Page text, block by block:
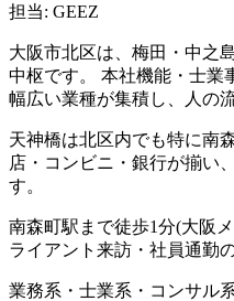
担当: GEEZ
大阪市北区は、梅田・中之
中枢です。 本社機能・士業
幅広い業種が集積し、人の
天神橋は北区内でも特に南
店・コンビニ・銀行が揃い
す。
南森町駅まで徒歩1分(大阪
ライアント来訪・社員通勤
業務系・士業系・コンサル